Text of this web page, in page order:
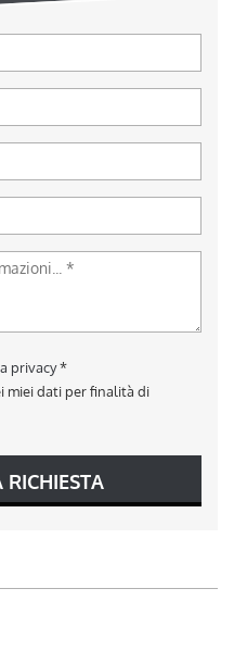
privacy*
miei dati per finalità di